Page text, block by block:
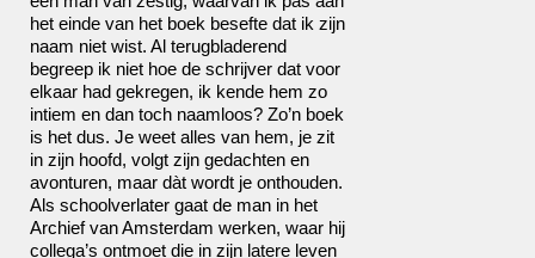
het einde van het boek besefte dat ik zijn
naam niet wist. Al terugbladerend
begreep ik niet hoe de schrijver dat voor
elkaar had gekregen, ik kende hem zo
intiem en dan toch naamloos? Zo’n boek
is het dus. Je weet alles van hem, je zit
in zijn hoofd, volgt zijn gedachten en
avonturen, maar dàt wordt je onthouden.
Als schoolverlater gaat de man in het
Archief van Amsterdam werken, waar hij
collega’s ontmoet die in zijn latere leven